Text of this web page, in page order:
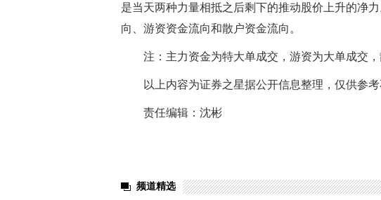
是当天两种力量相抵之后剩下的推动股价上升的净
向、游资资金流向和散户资金流向。
注：主力资金为特大单成交，游资为大单成交
以上内容为证券之星据公开信息整理，仅供参考
责任编辑：沈彬
频道精选